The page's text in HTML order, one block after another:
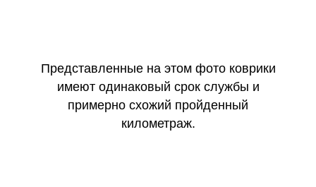
Представленные на этом фото коврики
имеют одинаковый срок службы и
примерно схожий пройденный
километраж.